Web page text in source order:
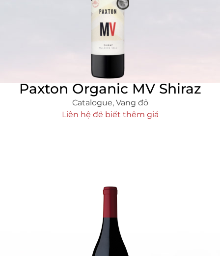
Paxton Organic MV Shiraz
Catalogue, Vang đỏ
Liên hệ để biết thêm giá